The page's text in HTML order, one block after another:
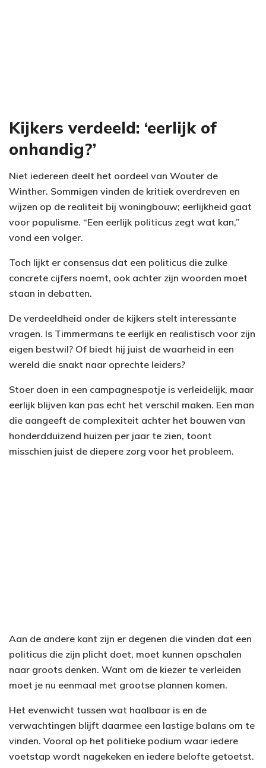
Kijkers verdeeld: ‘eerlijk of
onhandig?’
Niet iedereen deelt het oordeel van Wouter de
Winther. Sommigen vinden de kritiek overdreven en
wijzen op de realiteit bij woningbouw; eerlijkheid gaat
voor populisme. “Een eerlijk politicus zegt wat kan,”
vond een volger.
Toch lijkt er consensus dat een politicus die zulke
concrete cijfers noemt, ook achter zijn woorden moet
staan in debatten.
De verdeeldheid onder de kijkers stelt interessante
vragen. Is Timmermans te eerlijk en realistisch voor zijn
eigen bestwil? Of biedt hij juist de waarheid in een
wereld die snakt naar oprechte leiders?
Stoer doen in een campagnespotje is verleidelijk, maar
eerlijk blijven kan pas echt het verschil maken. Een man
die aangeeft de complexiteit achter het bouwen van
honderdduizend huizen per jaar te zien, toont
misschien juist de diepere zorg voor het probleem.
Aan de andere kant zijn er degenen die vinden dat een
politicus die zijn plicht doet, moet kunnen opschalen
naar groots denken. Want om de kiezer te verleiden
moet je nu eenmaal met grootse plannen komen.
Het evenwicht tussen wat haalbaar is en de
verwachtingen blijft daarmee een lastige balans om te
vinden. Vooral op het politieke podium waar iedere
voetstap wordt nagekeken en iedere belofte getoetst.